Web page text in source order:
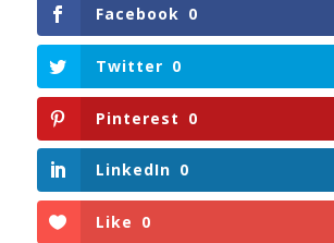
Facebook 0
Twitter 0
Pinterest 0
LinkedIn 0
Like 0